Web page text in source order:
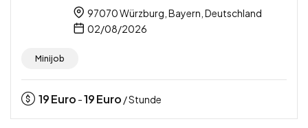
97070 Würzburg, Bayern, Deutschland
02/08/2026
Minijob
19Euro -19Euro / Stunde